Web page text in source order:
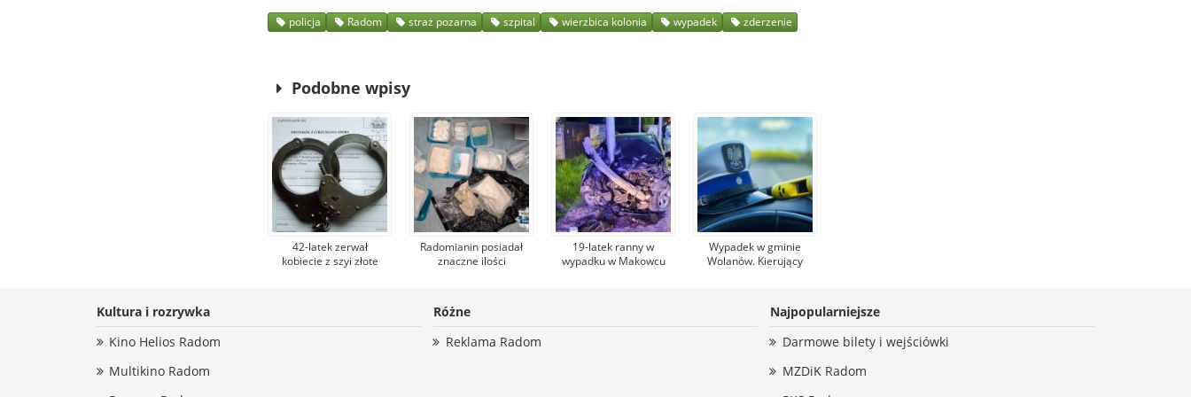
policja Radom straż pozarna szpital wierzbica kolonia wypadek zderzenie
Podobne wpisy
42-latek zerwał
kobiecie z szyi złote
Radomianin posiadał
znaczne ilości
je sprzedawać
19-latek ranny w
wypadku w Makowcu
Wypadek w gminie
Wolanów. Kierujący
organizmie. Został
Kultura i rozrywka
Kino Helios Radom
Multikino Radom
Różne
Reklama Radom
Najpopularniejsze
Darmowe bilety i wejściówki
MZDiK Radom